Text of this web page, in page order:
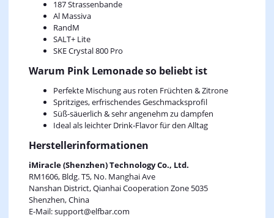
187 Strassenbande
Al Massiva
RandM
SALT+ Lite
SKE Crystal 800 Pro
Warum Pink Lemonade so beliebt ist
Perfekte Mischung aus roten Früchten & Zitrone
Spritziges, erfrischendes Geschmacksprofil
Süß-säuerlich & sehr angenehm zu dampfen
Ideal als leichter Drink‑Flavor für den Alltag
Herstellerinformationen
iMiracle (Shenzhen) Technology Co., Ltd.
RM1606, Bldg. T5, No. Manghai Ave
Nanshan District, Qianhai Cooperation Zone 5035
Shenzhen, China
E-Mail: support@elfbar.com